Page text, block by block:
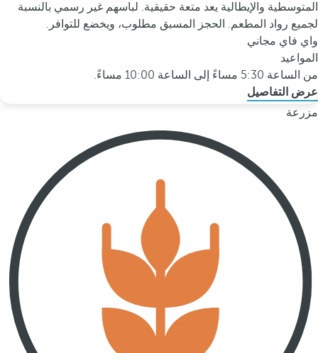
المتوسطية والإيطالية يعد متعة حقيقية. لباسهم غير رسمي بالنسبة
لجميع رواد المطعم. الحجز المسبق مطلوب، ويخضع للتوافر.
واي فاي مجاني
المواعيد
من الساعة 5:30 مساءً إلى الساعة 10:00 مساءً.
عرض التفاصيل
مزرعة